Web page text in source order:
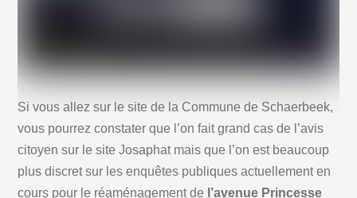
Si vous allez sur le site de la Commune de Schaerbeek,
vous pourrez constater que l’on fait grand cas de l’avis
citoyen sur le site Josaphat mais que l’on est beaucoup
plus discret sur les enquêtes publiques actuellement en
cours pour le réaménagement de l’avenue Princesse